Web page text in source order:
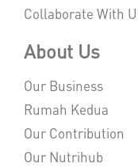
Collaborate With
About Us
Our Business
Rumah Kedua
Our Contribution
Our Nutrihub